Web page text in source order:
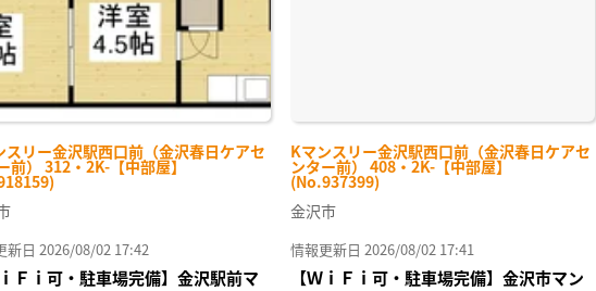
スリー金沢駅西口前（金沢春日ケアセ
前） 312・2K-【中部屋】
新日 2026/08/02 17:42
ｉＦｉ可・駐車場完備】金沢駅前マ
Kマンスリー金沢駅西口前（金沢春日ケアセ
ンター前） 408・2K-【中部屋】
(No.937399)
金沢市
情報更新日 2026/08/02 17:41
【ＷｉＦｉ可・駐車場完備】金沢市マン